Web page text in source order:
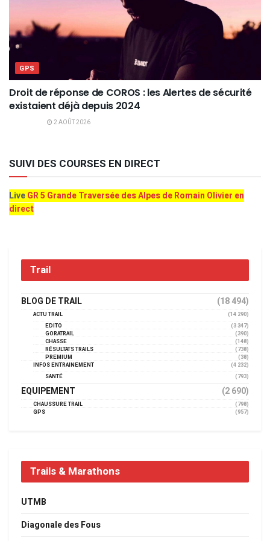
GPS
Droit de réponse de COROS : les Alertes de sécurité
existaient déjà depuis 2024
2 AOÛT 2026
SUIVI DES COURSES EN DIRECT
LiveGR 5 Grande Traversée des Alpes de Romain Olivier en
direct
Trail
BLOG DE TRAIL (18 494)
ACTU TRAIL
(14 290)
EDITO
(3 347)
GORATRAIL
(390)
CHASSE
(148)
RÉSULTATS TRAILS
(738)
PREMIUM
(38)
INFOS ENTRAINEMENT
(4 232)
SANTÉ
(793)
EQUIPEMENT (2 690)
CHAUSSURE TRAIL
(798)
GPS
(957)
Trails & Marathons
UTMB
Diagonale des Fous